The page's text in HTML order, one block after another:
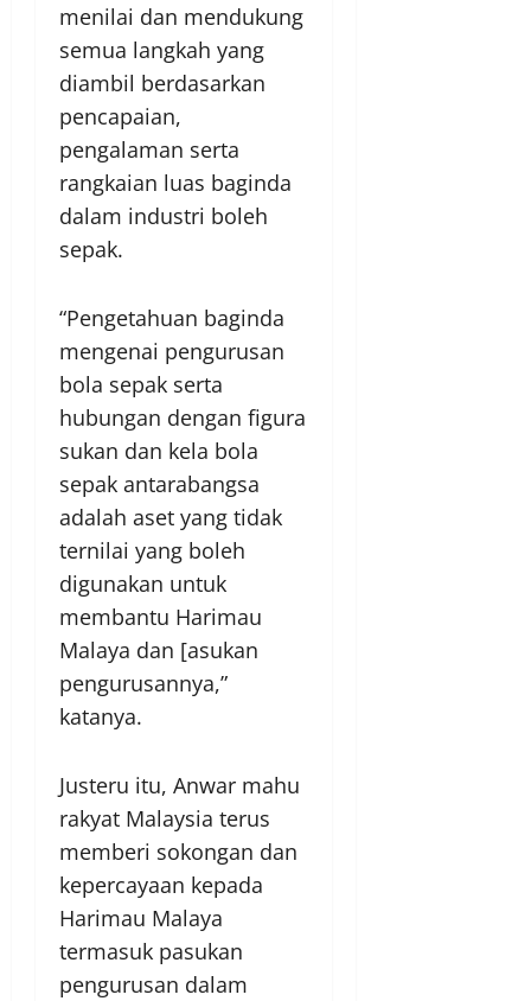
menilai dan mendukung
semua langkah yang
diambil berdasarkan
pencapaian,
pengalaman serta
rangkaian luas baginda
dalam industri boleh
sepak.
“Pengetahuan baginda
mengenai pengurusan
bola sepak serta
hubungan dengan figura
sukan dan kela bola
sepak antarabangsa
adalah aset yang tidak
ternilai yang boleh
digunakan untuk
membantu Harimau
Malaya dan [asukan
pengurusannya,”
katanya.
Justeru itu, Anwar mahu
rakyat Malaysia terus
memberi sokongan dan
kepercayaan kepada
Harimau Malaya
termasuk pasukan
pengurusan dalam